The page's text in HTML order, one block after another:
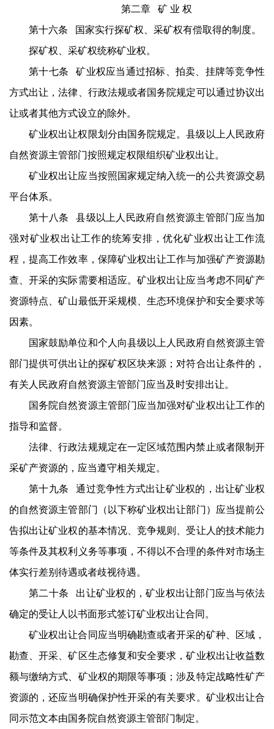
第二章 矿 业 权
第十六条 国家实行探矿权、采矿权有偿取得的制度。
探矿权、采矿权统称矿业权。
第十七条 矿业权应当通过招标、拍卖、挂牌等竞争性
方式出让，法律、行政法规或者国务院规定可以通过协议出
让或者其他方式设立的除外。
矿业权出让权限划分由国务院规定。县级以上人民政府
自然资源主管部门按照规定权限组织矿业权出让。
矿业权出让应当按照国家规定纳入统一的公共资源交易
平台体系。
第十八条 县级以上人民政府自然资源主管部门应当加
强对矿业权出让工作的统筹安排，优化矿业权出让工作流
程，提高工作效率，保障矿业权出让工作与加强矿产资源勘
查、开采的实际需要相适应。矿业权出让应当考虑不同矿产
资源特点、矿山最低开采规模、生态环境保护和安全要求等
因素。
国家鼓励单位和个人向县级以上人民政府自然资源主管
部门提供可供出让的探矿权区块来源；对符合出让条件的，
有关人民政府自然资源主管部门应当及时安排出让。
国务院自然资源主管部门应当加强对矿业权出让工作的
指导和监督。
法律、行政法规规定在一定区域范围内禁止或者限制开
采矿产资源的，应当遵守相关规定。
第十九条 通过竞争性方式出让矿业权的，出让矿业权
的自然资源主管部门（以下称矿业权出让部门）应当提前公
告拟出让矿业权的基本情况、竞争规则、受让人的技术能力
等条件及其权利义务等事项，不得以不合理的条件对市场主
体实行差别待遇或者歧视待遇。
第二十条 出让矿业权的，矿业权出让部门应当与依法
确定的受让人以书面形式签订矿业权出让合同。
矿业权出让合同应当明确勘查或者开采的矿种、区域，
勘查、开采、矿区生态修复和安全要求，矿业权出让收益数
额与缴纳方式、矿业权的期限等事项；涉及特定战略性矿产
资源的，还应当明确保护性开采的有关要求。矿业权出让合
同示范文本由国务院自然资源主管部门制定。